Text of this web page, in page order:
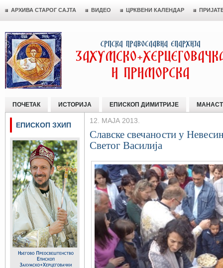
АРХИВА СТАРОГ САЈТА ВИДЕО ЦРКВЕНИ КАЛЕНДАР
ПОЧЕТАК ИСТОРИЈА ЕПИСКОП ДИМИТРИЈЕ
12. МАЈА 2013.
Славске свечаности у
Светог Василија
ЕПИСКОП ЗХИП